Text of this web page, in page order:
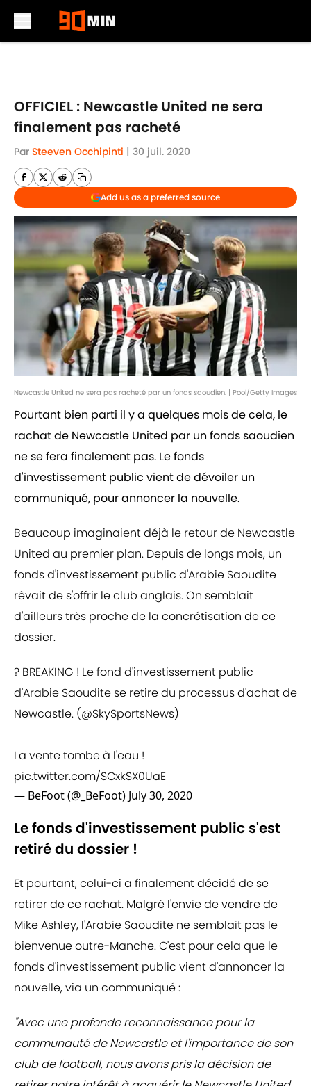
OFFICIEL : Newcastle United ne sera
finalement pas racheté
Par Steeven Occhipinti | 30 juil. 2020
Add us as a preferred source
Newcastle United ne sera pas racheté par un fonds saoudien. | Pool/Getty Images
Pourtant bien parti il y a quelques mois de cela, le
rachat de Newcastle United par un fonds saoudien
ne se fera finalement pas. Le fonds
d'investissement public vient de dévoiler un
communiqué, pour annoncer la nouvelle.
Beaucoup imaginaient déjà le retour de Newcastle
United au premier plan. Depuis de longs mois, un
fonds d'investissement public d'Arabie Saoudite
rêvait de s'offrir le club anglais. On semblait
d'ailleurs très proche de la concrétisation de ce
dossier.
? BREAKING ! Le fond d'investissement public
d'Arabie Saoudite se retire du processus d'achat de
Newcastle. (@SkySportsNews)
La vente tombe à l'eau !
pic.twitter.com/SCxkSX0UaE
— BeFoot (@_BeFoot) July 30, 2020
Le fonds d'investissement public s'est
retiré du dossier !
Et pourtant, celui-ci a finalement décidé de se
retirer de ce rachat. Malgré l'envie de vendre de
Mike Ashley, l'Arabie Saoudite ne semblait pas le
bienvenue outre-Manche. C'est pour cela que le
fonds d'investissement public vient d'annoncer la
nouvelle, via un communiqué :
"Avec une profonde reconnaissance pour la
communauté de Newcastle et l'importance de son
club de football, nous avons pris la décision de